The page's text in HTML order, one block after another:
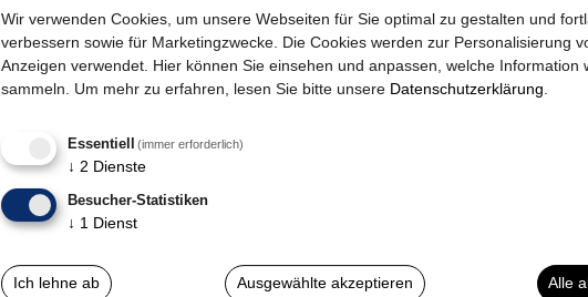
Ja
per
*
Wie
BIS
Wir verwenden Cookies, um unsere Webseiten für Sie optimal zu gestalten und
verbessern sowie für Marketingzwecke. Die Cookies werden zur Personalisierung
Anzeigen verwendet. Hier können Sie einsehen und anpassen, welche Information
sammeln.
Um mehr zu erfahren, lesen Sie bitte unsere Datenschutzerklärung
Essentiell (immer erforderlich)
↓ 2 Dienste
Besucher-Statistiken
↓ 1 Dienst
Ich lehne ab Ausgewählte akzeptieren Alle